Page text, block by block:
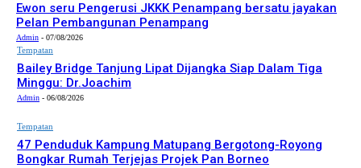
Ewon seru Pengerusi JKKK Penampang bersatu jayakan
Pelan Pembangunan Penampang
Admin - 07/08/2026
Tempatan
Bailey Bridge Tanjung Lipat Dijangka Siap Dalam Tiga
Minggu: Dr.Joachim
Admin - 06/08/2026
Tempatan
47 Penduduk Kampung Matupang Bergotong-Royong
Bongkar Rumah Terjejas Projek Pan Borneo